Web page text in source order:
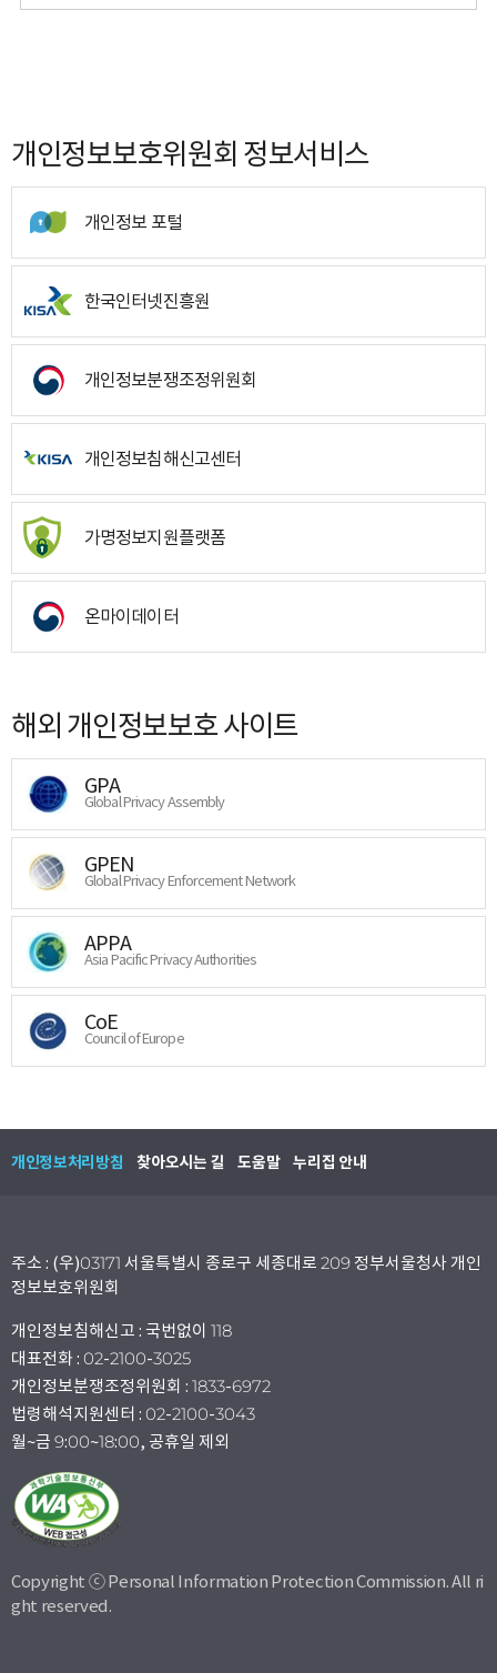
개인정보보호위원회 정보서비스
개인정보 포털
한국인터넷진흥원
개인정보분쟁조정위원회
개인정보침해신고센터
가명정보지원플랫폼
온마이데이터
해외 개인정보보호 사이트
GPA
Global Privacy Assembly
GPEN
Global Privacy Enforcement Network
APPA
Asia Pacific Privacy Authorities
CoE
Council of Europe
개인정보처리방침 찾아오시는 길 도움말 누리집 안내
주소 : (우)03171 서울특별시 종로구 세종대로 209 정부서울청사 개인
정보보호위원회
개인정보침해신고 : 국번없이 118
대표전화 : 02-2100-3025
개인정보분쟁조정위원회 : 1833-6972
법령해석지원센터 : 02-2100-3043
월~금 9:00~18:00, 공휴일 제외
Copyright ⓒ Personal Information Protection Commission. All ri
ght reserved.